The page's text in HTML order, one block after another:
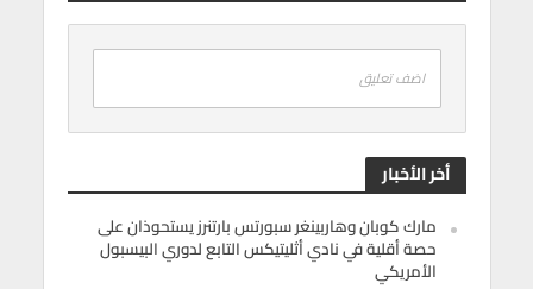
اضف تعليق
أخر الأخبار
مارك كوبان وهاربينغر سبورتس بارتنرز يستحوذان على
حصة أقلية في نادي أثليتيكس التابع لدوري البيسبول
الأمريكي